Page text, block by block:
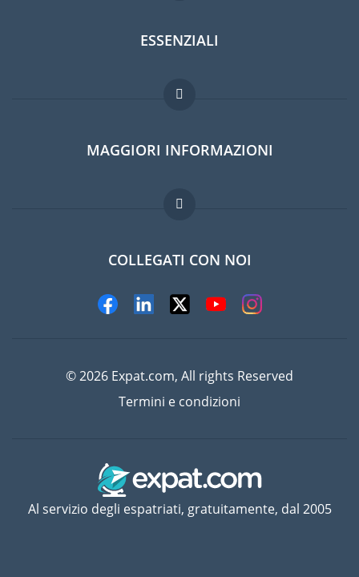
ESSENZIALI
Forum per expat
Guida per expat
Lavori all'estero
MAGGIORI INFORMAZIONI
Domande frequenti
COLLEGATI CON NOI
© 2026 Expat.com, All rights Reserved
Termini e condizioni
Al servizio degli espatriati, gratuitamente, dal 2005